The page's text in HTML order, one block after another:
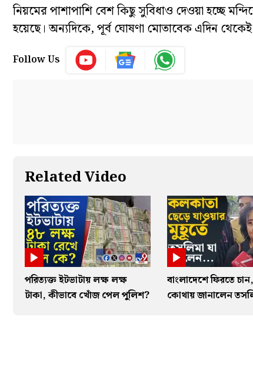
নিয়মের পাশাপাশি বেশ কিছু সুবিধাও দেওয়া হচ্ছে
হয়েছে। অন্যদিকে, পূর্ব ঘোষণা মোতাবেক এদিন
Follow Us
Related Video
পরিত্যক্ত ইটভাটায় লক্ষ লক্ষ
টাকা, কীভাবে খোঁজ পেল পুলিশ?
বাংলাদেশে ফিরতে
কোথায় জানালেন